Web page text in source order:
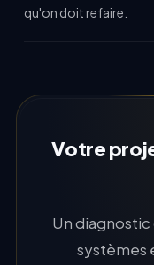
qu'on doit refaire.
Votre
Un
systèmes